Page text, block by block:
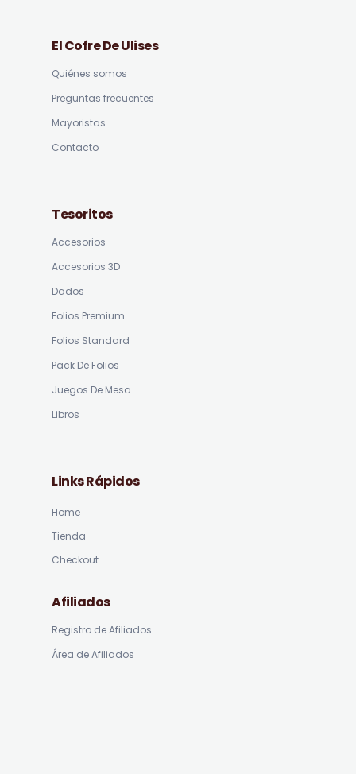
El Cofre De Ulises
Quiénes somos
Preguntas frecuentes
Mayoristas
Contacto
Tesoritos
Accesorios
Accesorios 3D
Dados
Folios Premium
Folios Standard
Pack De Folios
Juegos De Mesa
Libros
Links Rápidos
Home
Tienda
Checkout
Afiliados
Registro de Afiliados
Área de Afiliados